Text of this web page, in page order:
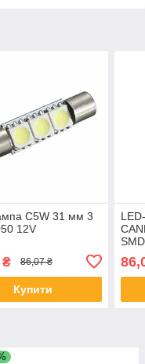
C5W 31 мм 3
12V
86,07 ₴
Купити